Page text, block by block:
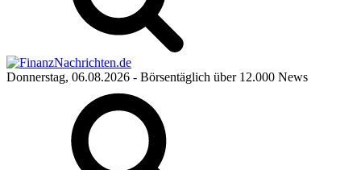
Donnerstag, 06.08.2026 - Börsentäglich über 12.000 News